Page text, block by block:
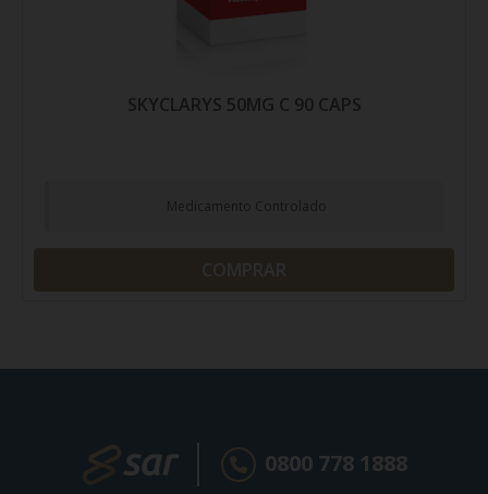
SKYCLARYS 50MG C 90 CAPS
Medicamento Controlado
0800 778 1888